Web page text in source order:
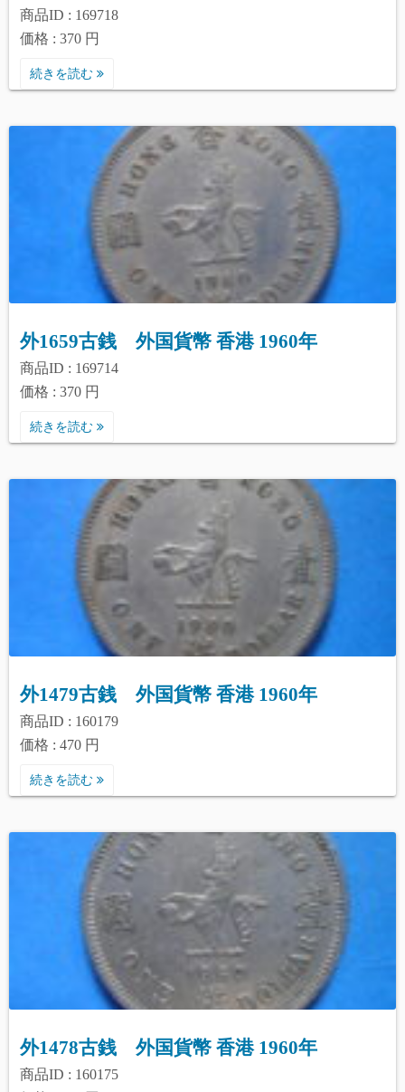
商品ID : 169718
価格 : 370 円
続きを読む
外1659古銭 外国貨幣 香港 1960年
商品ID : 169714
価格 : 370 円
続きを読む
外1479古銭 外国貨幣 香港 1960年
商品ID : 160179
価格 : 470 円
続きを読む
外1478古銭 外国貨幣 香港 1960年
商品ID : 160175